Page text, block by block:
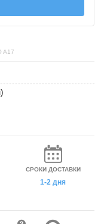
A17
СРОКИ ДОСТАВКИ
1-2 дня